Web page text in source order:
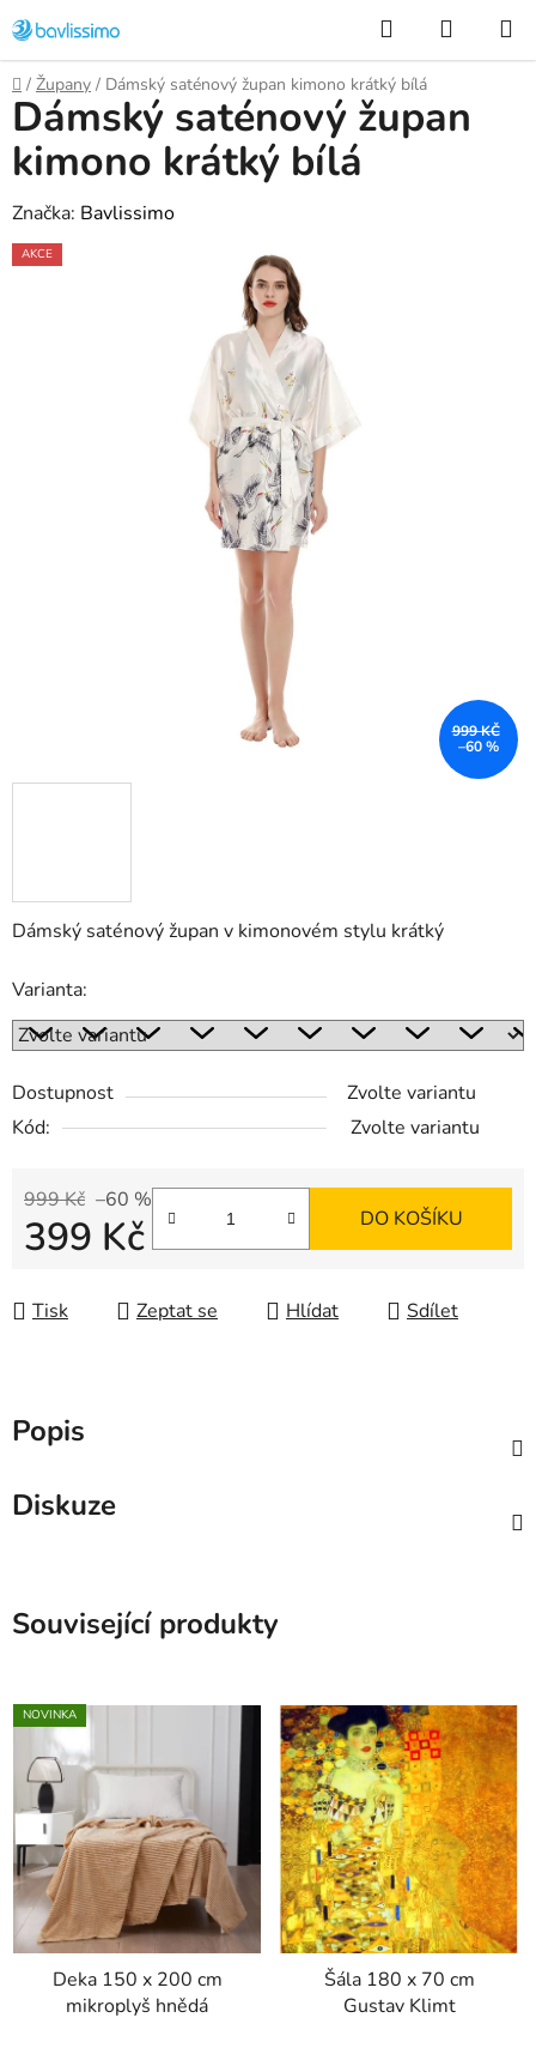
na
obsah
Hledat
KOŠÍK
Domů
/ Župany / Dámský saténový župan kimono krátký bílá
Dámský saténový župan v kimonovém stylu krátký
Varianta:
Dostupnost
Zvolte variantu
Kód:
Zvolte variantu
999 Kč –60 %
399 Kč DO KOŠÍKU
Tisk Zeptat se Hlídat Sdílet
Dámský saténový župan
kimono krátký bílá
Značka: Bavlissimo
AKCE
999 KČ
–60 %
Popis
Diskuze
Související produkty
NOVINKA
Deka 150 x 200 cm
mikroplyš hnědá
Šála 180 x 70 cm
Gustav Klimt